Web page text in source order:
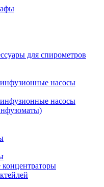
для спирометров
насосы
насосы